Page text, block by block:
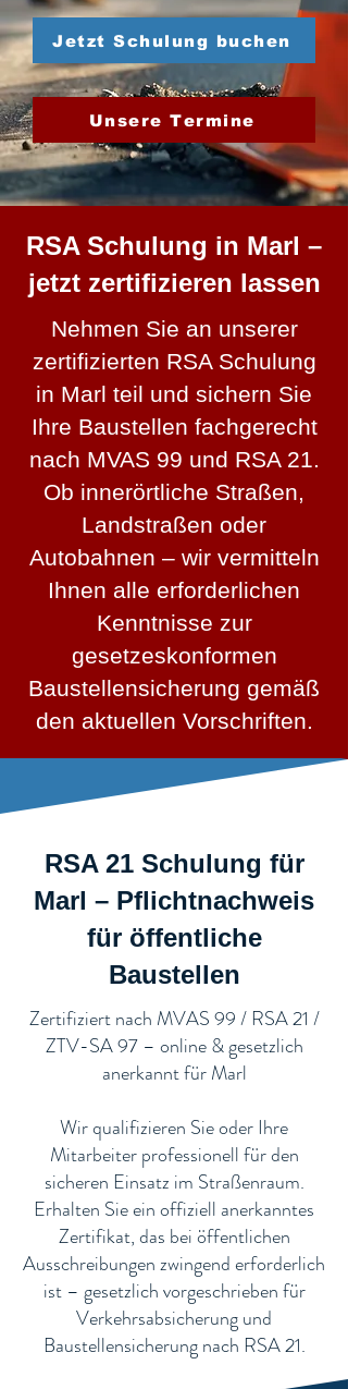
Jetzt Schulung buchen
Unsere Termine
RSA Schulung in Marl –
jetzt zertifizieren lassen
Nehmen Sie an unserer
zertifizierten RSA Schulung
in Marl teil und sichern Sie
Ihre Baustellen fachgerecht
nach MVAS 99 und RSA 21.
Ob innerörtliche Straßen,
Landstraßen oder
Autobahnen – wir vermitteln
Ihnen alle erforderlichen
Kenntnisse zur
gesetzeskonformen
Baustellensicherung gemäß
den aktuellen Vorschriften.
RSA 21 Schulung für
Marl – Pflichtnachweis
für öffentliche
Baustellen​
​Zertifiziert nach MVAS 99 / RSA 21 /
ZTV-SA 97 – online & gesetzlich
anerkannt für Marl
Wir qualifizieren Sie oder Ihre
Mitarbeiter professionell für den
sicheren Einsatz im Straßenraum.
Erhalten Sie ein offiziell anerkanntes
Zertifikat, das bei öffentlichen
Ausschreibungen zwingend erforderlich
ist – gesetzlich vorgeschrieben für
Verkehrsabsicherung und
Baustellensicherung nach RSA 21.